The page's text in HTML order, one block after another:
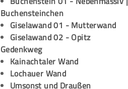
Buchensteinchen
Giselawand 01 - Mutterwand
Giselawand 02 - Opitz
Gedenkweg
Kainachtaler Wand
Lochauer Wand
Umsonst und Draußen